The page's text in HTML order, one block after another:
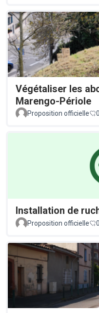
Végétaliser les
Marengo-Périole
Proposition officielle 0
Installation de
Proposition officielle
0